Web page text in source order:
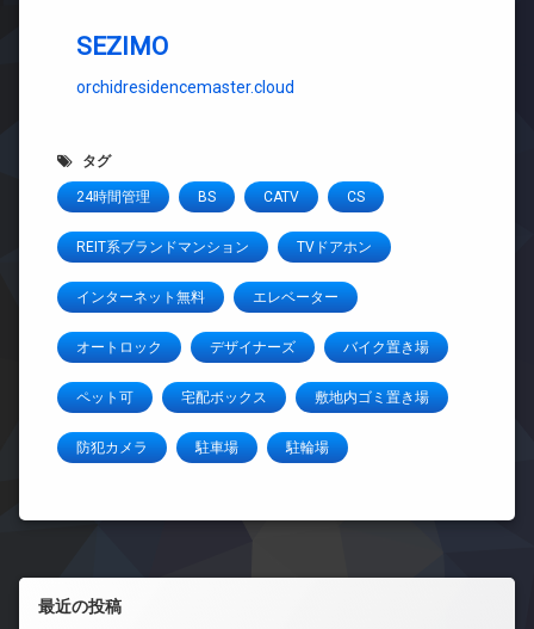
SEZIMO
orchidresidencemaster.cloud
タグ
24時間管理 BS CATV CS
REIT系ブランドマンション TVドアホン
インターネット無料 エレベーター
オートロック デザイナーズ バイク置き場
ペット可 宅配ボックス 敷地内ゴミ置き場
防犯カメラ 駐車場 駐輪場
左サイドバー
最近の投稿